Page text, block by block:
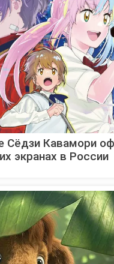
Сёдзи Кавамори
экранах в России